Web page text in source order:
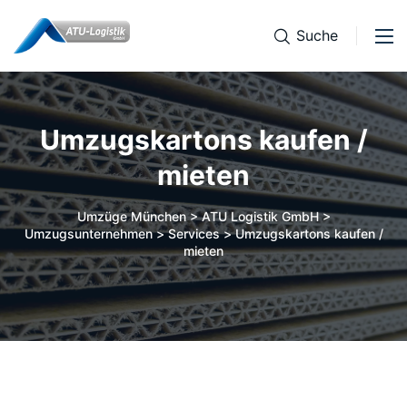
Suche
Umzugskartons kaufen /
mieten
Umzüge München > ATU Logistik GmbH >
Umzugsunternehmen>Services>Umzugskartons kaufen /
mieten